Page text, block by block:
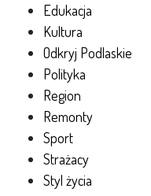
Edukacja
Kultura
Odkryj Podlaskie
Polityka
Region
Remonty
Sport
Strażacy
Styl życia